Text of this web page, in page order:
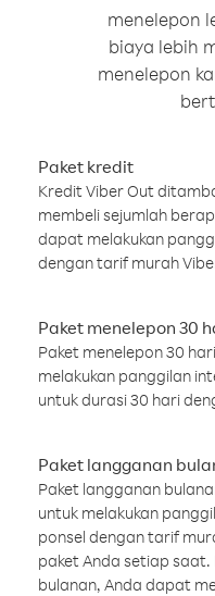
menelepon
biaya lebih
menelepon
Paket kredit
Kredit Viber Out
membeli sejumlah
dapat melakukan
dengan tarif murah
Paket menelepon 30
Paket menelepon 30
melakukan panggilan
untuk durasi 30 hari
Paket langganan
Paket langganan
untuk melakukan
ponsel dengan tarif
paket Anda setiap
bulanan, Anda dapat